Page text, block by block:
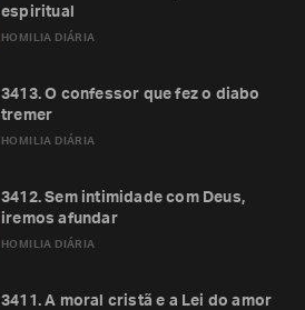
HOMILIA DIÁRIA
espiritual
HOMILIA DIÁRIA
3413. O confessor que fez o diabo
tremer
HOMILIA DIÁRIA
3412. Sem intimidade com Deus,
iremos afundar
3411. A moral cristã e a Lei do amor